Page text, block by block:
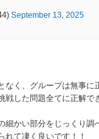
September 13, 2025
く、グループは無事に
した問題全てに正解で
かい部分をじっくり調
れて凄く良いです！！